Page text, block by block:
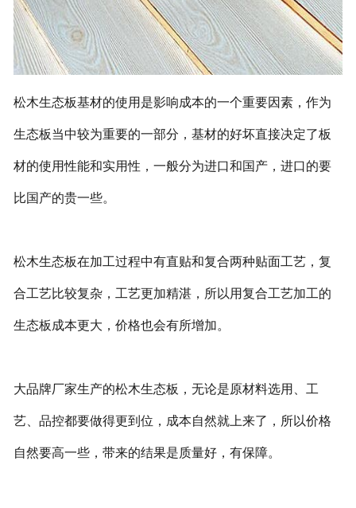
松木生态板基材的使用是影响成本的一个重要因素，作为
生态板当中较为重要的一部分，基材的好坏直接决定了板
材的使用性能和实用性，一般分为进口和国产，进口的要
比国产的贵一些。
松木生态板在加工过程中有直贴和复合两种贴面工艺，复
合工艺比较复杂，工艺更加精湛，所以用复合工艺加工的
生态板成本更大，价格也会有所增加。
大品牌厂家生产的松木生态板，无论是原材料选用、工
艺、品控都要做得更到位，成本自然就上来了，所以价格
自然要高一些，带来的结果是质量好，有保障。